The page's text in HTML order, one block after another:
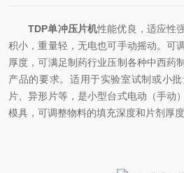
TDP单冲压片机性能优良，适应性
积小，重量轻，无电也可手动摇动。可
厚度，可满足制药行业压制各种中西药
产品的要求。适用于实验室试制或小
片、异形片等，是小型台式电动（手动
模具，可调整物料的填充深度和片剂厚度